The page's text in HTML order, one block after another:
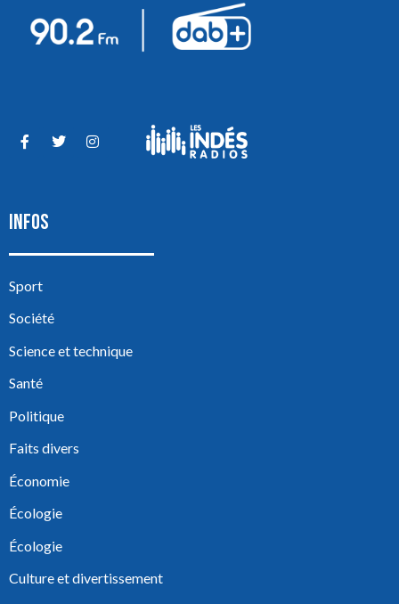
INFOS
Sport
Société
Science et technique
Santé
Politique
Faits divers
Économie
Écologie
Écologie
Culture et divertissement